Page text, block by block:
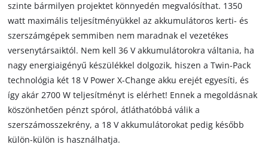
szinte bármilyen projektet könnyedén megvalósíthat. 1350
watt maximális teljesítményükkel az akkumulátoros kerti- és
szerszámgépek semmiben nem maradnak el vezetékes
versenytársaiktól. Nem kell 36 V akkumulátorokra váltania, ha
nagy energiaigényű készülékkel dolgozik, hiszen a Twin-Pack
technológia két 18 V Power X-Change akku erejét egyesíti, és
így akár 2700 W teljesítményt is elérhet! Ennek a megoldásnak
köszönhetően pénzt spórol, átláthatóbbá válik a
szerszámosszekrény, a 18 V akkumulátorokat pedig később
külön-külön is használhatja.